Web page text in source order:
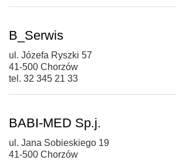
B_Serwis
ul. Józefa Ryszki 57
41-500 Chorzów
tel. 32 345 21 33
BABI-MED Sp.j.
ul. Jana Sobieskiego 19
41-500 Chorzów